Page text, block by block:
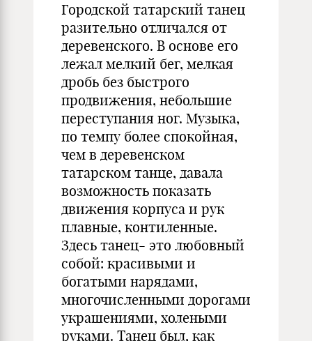
Городской татарский танец
разительно отличался от
деревенского. В основе его
лежал мелкий бег, мелкая
дробь без быстрого
продвижения, небольшие
переступания ног. Музыка,
по темпу более спокойная,
чем в деревенском
татарском танце, давала
возможность показать
движения корпуса и рук
плавные, контиленные.
Здесь танец- это любовный
собой: красивыми и
богатыми нарядами,
многочисленными дорогами
украшениями, холеными
руками. Танец был, как